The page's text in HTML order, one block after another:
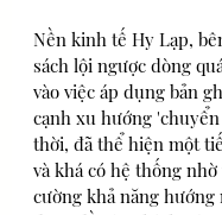
Nền kinh tế Hy Lạp,
sách lội ngược dòng
vào việc áp dụng bản
cạnh xu hướng
thời, đã thể hiện một
và khá có hệ thống
cường khả năng hướng